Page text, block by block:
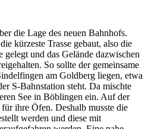
die Lage des neuen Bahnhofs.
kürzeste Trasse gebaut, also die
gelegt und das Gelände dazwischen
So sollte der gemeinsame
am Goldberg liegen, etwa
S-Bahnstation steht. Da mischte
See in Böblingen ein. Auf der
ihre Öfen. Deshalb musste die
werden und diese mit